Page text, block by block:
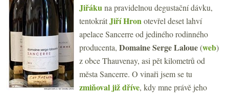
Jiřákuna pravidelnou degustační dávku,
tentokrátJiří Hronotevřel deset lahví
apelace Sancerre od jediného rodinného
producenta, Domaine Serge Laloue(web)
z obce Thauvenay, asi pět kilometrů od
města Sancerre. O vinaři jsem se tu
zmiňoval již dříve, kdy mne právě jeho